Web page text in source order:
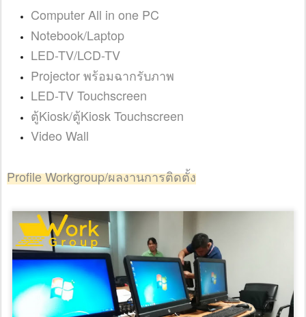
Computer All in one PC
Notebook/Laptop
LED-TV/LCD-TV
Projector พร้อมฉากรับภาพ
LED-TV Touchscreen
ตู้Kiosk/ตู้Kiosk Touchscreen
Video Wall
Profile Workgroup/ผลงานการติดตั้ง